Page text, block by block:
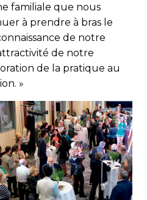
familiale que nous
à prendre à bras le
de notre
de notre
de la pratique au
»